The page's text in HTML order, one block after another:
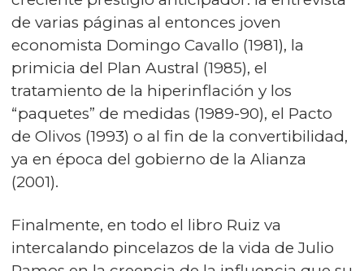
de varias páginas al entonces joven
economista Domingo Cavallo (1981), la
primicia del Plan Austral (1985), el
tratamiento de la hiperinflación y los
“paquetes” de medidas (1989-90), el Pacto
de Olivos (1993) o al fin de la convertibilidad,
ya en época del gobierno de la Alianza
(2001).
Finalmente, en todo el libro Ruiz va
intercalando pincelazos de la vida de Julio